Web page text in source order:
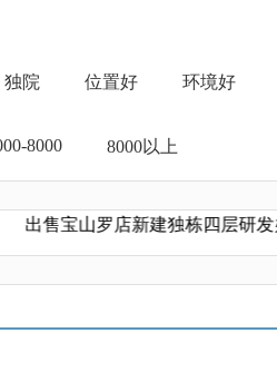
独院 位置好 环境好
8000 8000以上
出售宝山罗店新建独栋四层研发